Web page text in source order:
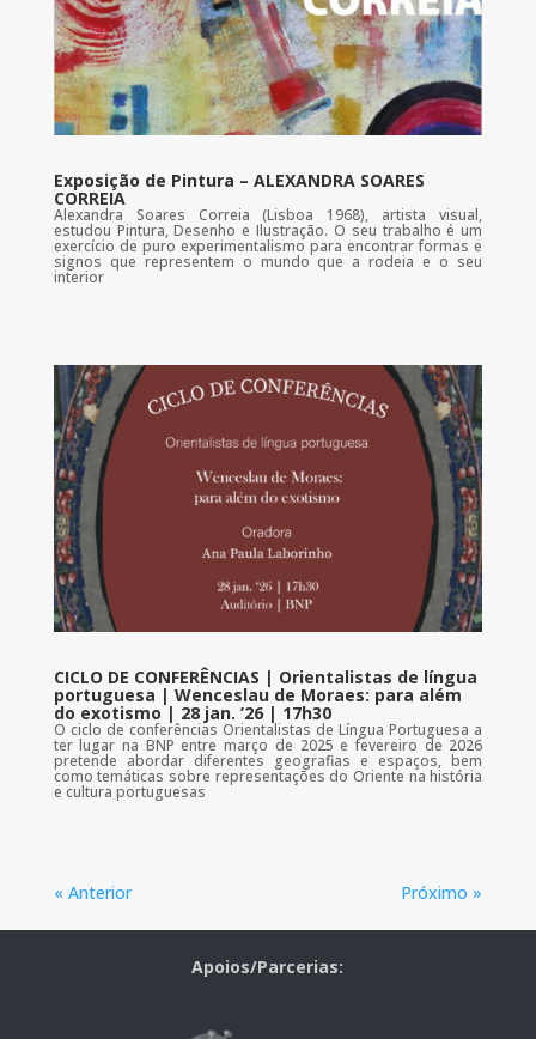
Exposição de Pintura – ALEXANDRA SOARES
CORREIA
Alexandra Soares Correia (Lisboa 1968), artista visual,
estudou Pintura, Desenho e Ilustração. O seu trabalho é um
exercício de puro experimentalismo para encontrar formas e
signos que representem o mundo que a rodeia e o seu
interior
CICLO DE CONFERÊNCIAS | Orientalistas de língua
portuguesa | Wenceslau de Moraes: para além
do exotismo | 28 jan. ’26 | 17h30
O ciclo de conferências Orientalistas de Língua Portuguesa a
ter lugar na BNP entre março de 2025 e fevereiro de 2026
pretende abordar diferentes geografias e espaços, bem
como temáticas sobre representações do Oriente na história
e cultura portuguesas
« Anterior Próximo »
Apoios/Parcerias: